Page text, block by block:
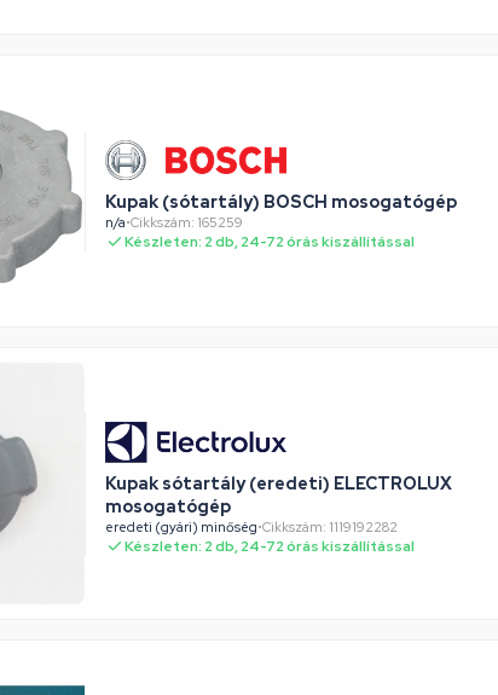
Kupak (sótartály) BOSCH mosogatógép
n/a•Cikkszám: 165259
Készleten: 2 db, 24-72 órás kiszállítással
Kupak sótartály (eredeti) ELECTROLUX
mosogatógép
eredeti (gyári) minőség•Cikkszám: 1119192282
Készleten: 2 db, 24-72 órás kiszállítással